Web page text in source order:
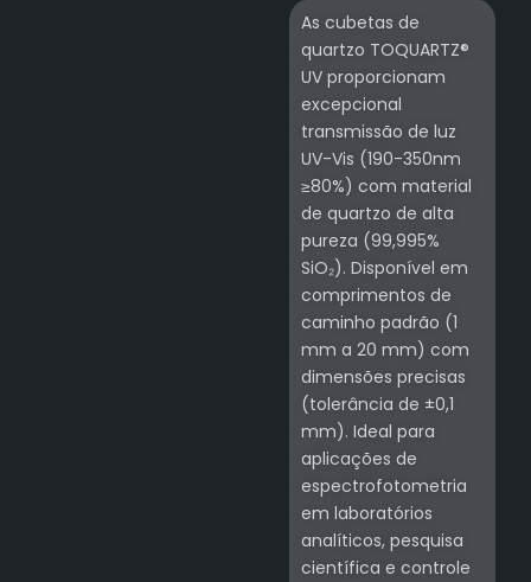
As cubetas de
quartzo TOQUARTZ®
UV proporcionam
excepcional
transmissão de luz
UV-Vis (190-350nm
≥80%) com material
de quartzo de alta
pureza (99,995%
SiO₂). Disponível em
comprimentos de
caminho padrão (1
mm a 20 mm) com
dimensões precisas
(tolerância de ±0,1
mm). Ideal para
aplicações de
espectrofotometria
em laboratórios
analíticos, pesquisa
científica e controle